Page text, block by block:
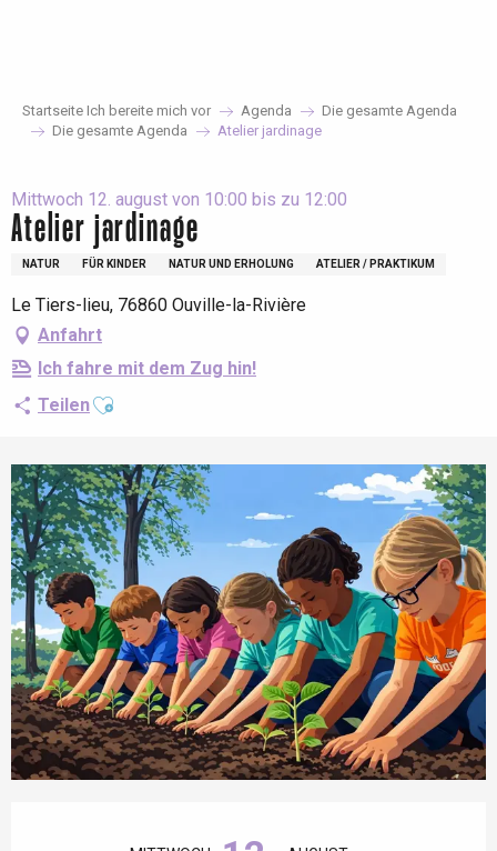
Startseite Ich bereite mich vor Agenda
Die gesamte Agenda
Die gesamte Agenda
Atelier jardinage
Mittwoch 12. august von 10:00 bis zu 12:00
Atelier jardinage
NATUR FÜR KINDER NATUR UND ERHOLUNG ATELIER / PRAKTIKUM
Le Tiers-lieu, 76860 Ouville-la-Rivière
Anfahrt
Ich fahre mit dem Zug hin!
TeilenAjouter aux favoris